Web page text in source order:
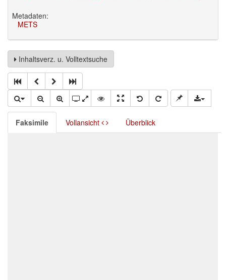
Metadaten:
METS
Inhaltsverz. u. Volltextsuche
Faksimile Vollansicht Überblick